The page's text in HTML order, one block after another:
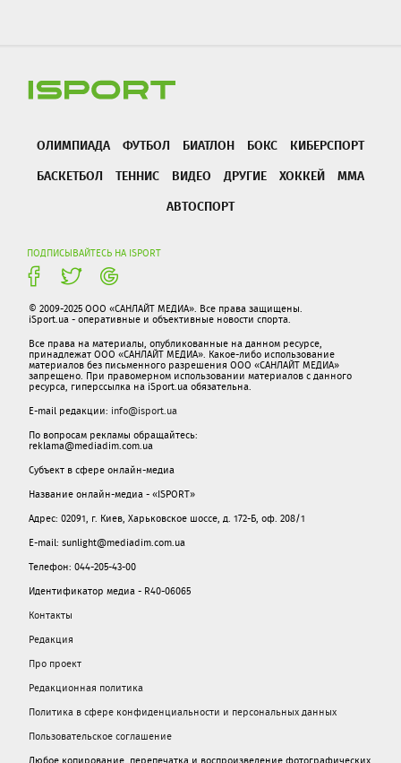
ОЛИМПИАДА ФУТБОЛ БИАТЛОН БОКС
КИБЕРСПОРТ
БАСКЕТБОЛ
ТЕННИС ВИДЕО ДРУГИЕ ХОККЕЙ
ММА
АВТОСПОРТ
ПОДПИСЫВАЙТЕСЬ НА ISPORT
© 2009-2025 ООО «САНЛАЙТ МЕДИА». Все права защищены.
iSport.ua - оперативные и объективные новости спорта.
Все права на материалы, опубликованные на данном ресурсе,
принадлежат ООО «САНЛАЙТ МЕДИА». Какое-либо использование
материалов без письменного разрешения ООО «САНЛАЙТ МЕДИА»
запрещено. При правомерном использовании материалов с данного
ресурса, гиперссылка на iSport.ua обязательна.
E-mail редакции: info@isport.ua
По вопросам рекламы обращайтесь:
reklama@mediadim.com.ua
Субъект в сфере онлайн-медиа
Название онлайн-медиа - «ISPORT»
Адрес: 02091, г. Киев, Харьковское шоссе, д. 172-Б, оф. 208/1
E-mail: sunlight@mediadim.com.ua
Телефон: 044-205-43-00
Идентификатор медиа - R40-06065
Контакты
Редакция
Про проект
Редакционная политика
Политика в сфере конфиденциальности и персональных данных
Пользовательское соглашение